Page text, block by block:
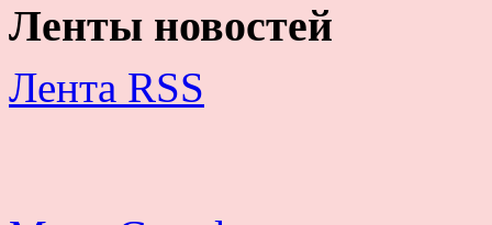
Ленты новостей
Лента RSS